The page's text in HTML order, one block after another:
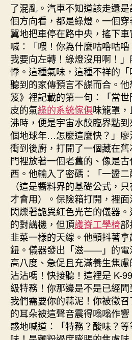
了混亂。汽車不知道該走還
個方向看，都是綠燈。一個
翼地把車停在路中央，搖下
喊：「喂！你為什麼咕嚕咕嚕
我要向左轉！綠燈沒用啊！
悸。這種氣味，這種不祥的
聽到的家傳預言不謀而合。
笈》裡記載的第一句：「當
皮的氣綠的系統傢俱味籠罩
沸時，便是宇宙水餃臨界點
個地球年…怎麼這麼快？」廖
衝到後廚，打開了一個藏在
門裡放著一個老舊的、像是
西。他輸入了密碼：「一醬二
（這是醬料界的基礎公式，
才會用）。保險箱打開，裡
閃爍著詭異紅色光芒的儀器
的對講機，但頂護脊工學椅
韭菜一樣的天線。他顫抖著
鈕。儀器發出「滋——」的電
高八度、急促且充滿養生焦
沾沾嗎！快接聽！這裡是 K-
級特務！你那邊是不是已經
我們需要你的蒜泥！你被徵
的耳朵被這聲音震得嗡嗡作
惑地喊道：「特務？酸味？